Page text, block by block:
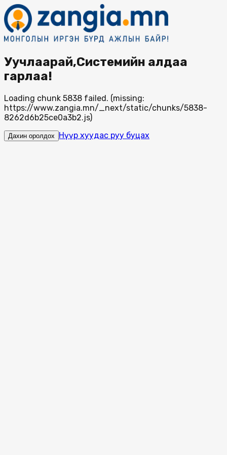
Уучлаарай,Системийн алдаа
гарлаа!
Loading chunk 5838 failed. (missing:
https://www.zangia.mn/_next/static/chunks/5838-
8262d6b25ce0a3b2.js)
Дахин оролдох Нүүр хуудас руу буцах